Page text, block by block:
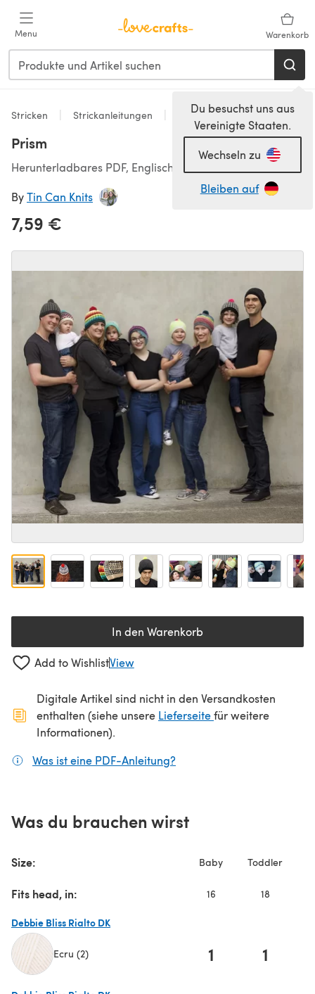
Menu Warenkorb
Du besuchst uns aus
Vereinigte Staaten.
Wechseln zu
Bleiben auf
Stricken Strickanleitungen Accessoires
Prism
Herunterladbares PDF, Englisch
ByTin Can Knits
7,59 €
In den Warenkorb
Add to WishlistView
Digitale Artikel sind nicht in den Versandkosten
enthalten (siehe unsere Lieferseite(öffnet sich in
für weitere
Informationen).
Was ist eine PDF-Anleitung?
Was du brauchen wirst
Size: Baby Toddler
Fits head, in: 16 18
Debbie Bliss Rialto DK
Ecru (2) 1 1